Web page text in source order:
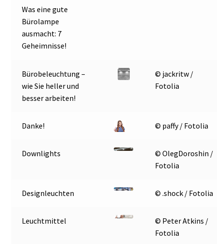
Was eine gute
Bürolampe
ausmacht: 7
Geheimnisse!
Bürobeleuchtung –
wie Sie heller und
besser arbeiten!
© jackritw /
Fotolia
Danke! © paffy / Fotolia
Downlights
© OlegDoroshin /
Fotolia
Designleuchten © .shock / Fotolia
Leuchtmittel
© Peter Atkins /
Fotolia